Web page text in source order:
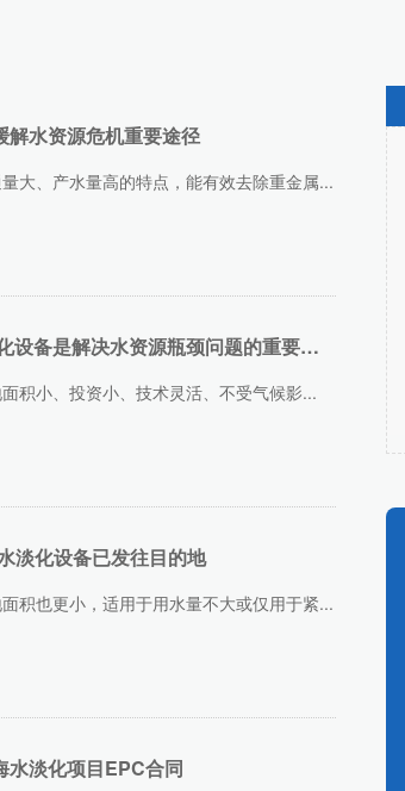
解水资源危机重要途径
大、产水量高的特点，能有效去除重金属...
转换思路 小型海水淡化设备是解决水资源瓶颈问题的重要途径
积小、投资小、技术灵活、不受气候影...
淡化设备已发往目的地
积也更小，适用于用水量不大或仅用于紧...
水淡化项目EPC合同